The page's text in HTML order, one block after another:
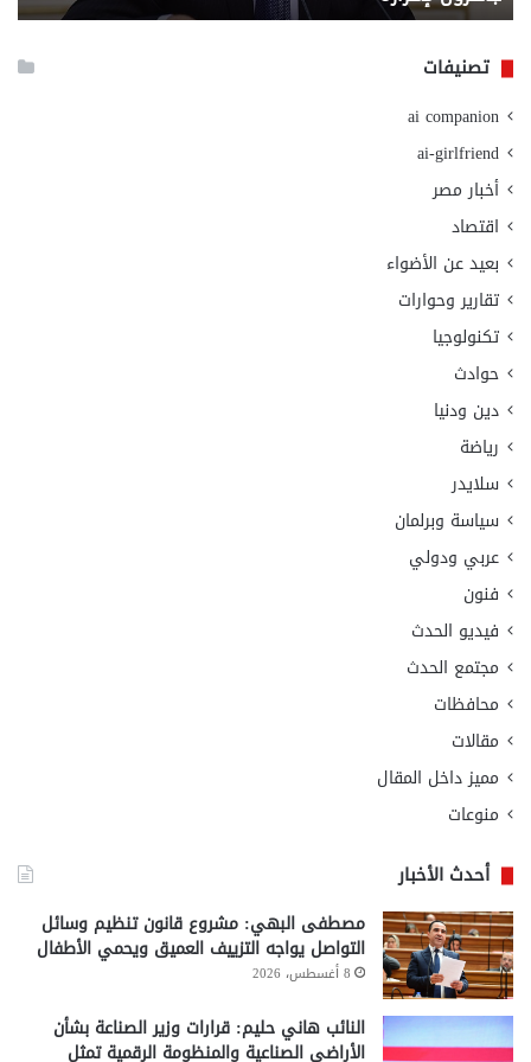
تصنيفات
ai companion
ai-girlfriend
أخبار مصر
اقتصاد
بعيد عن الأضواء
تقارير وحوارات
تكنولوجيا
حوادث
دين ودنيا
رياضة
سلايدر
سياسة وبرلمان
عربي ودولي
فنون
فيديو الحدث
مجتمع الحدث
محافظات
مقالات
مميز داخل المقال
منوعات
أحدث الأخبار
مصطفى البهي: مشروع قانون تنظيم وسائل
التواصل يواجه التزييف العميق ويحمي الأطفال
8 أغسطس، 2026
النائب هاني حليم: قرارات وزير الصناعة بشأن
الأراضي الصناعية والمنظومة الرقمية تمثل